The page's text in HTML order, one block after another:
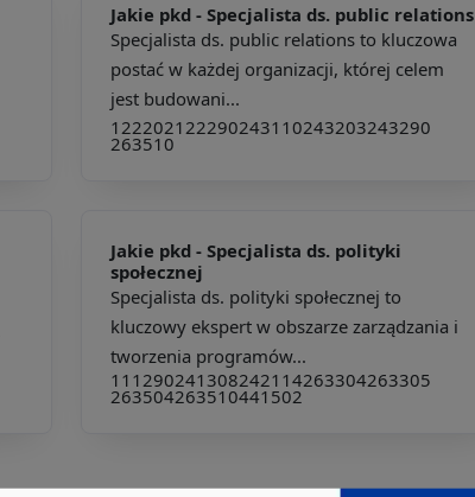
Jakie pkd - Specjalista ds. public relations
Specjalista ds. public relations to kluczowa
postać w każdej organizacji, której celem
jest budowani...
122202122290243110243203243290
263510
Jakie pkd - Specjalista ds. polityki
społecznej
Specjalista ds. polityki społecznej to
kluczowy ekspert w obszarze zarządzania i
tworzenia programów...
111290241308242114263304263305
263504263510441502